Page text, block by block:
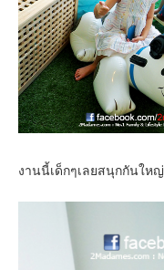
งานนี้เด็กๆเลยสนุกกันใหญ่